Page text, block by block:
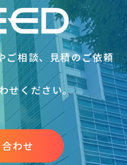
ご相談、見積のご依頼
せください｡
わせ